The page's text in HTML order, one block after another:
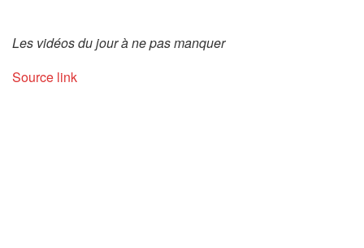
Les vidéos du jour à ne pas manquer
Source link